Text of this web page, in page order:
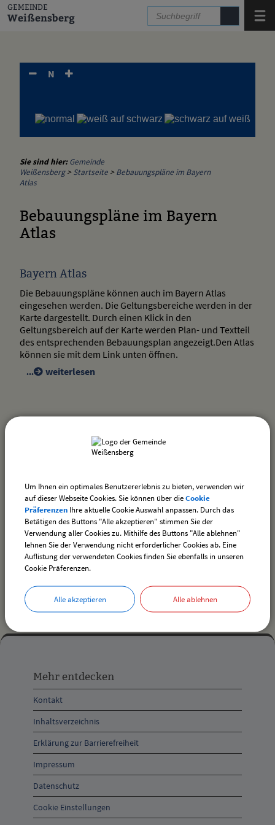
Zum Inhalt, zur Startseitespringen.
GEMEINDE
Weißensberg
Newsletter VG Sigmarszell
N
Sie sind hier: Gemeinde
Weißensberg>Startseite >Bebauungspläne im Bayern
Atlas
Bebauungspläne im Bayern
Atlas
Bayern Atlas
Die Bebauungspläne können auch im Bayern Atlas
eingesehen werden. Die Geltungsbereiche werden in der
Karte dargestellt. Durch einen Klick in den
Geltungsbereich auf der Karte werden Plan- und Textteil
des entsprechenden Bebauungsplan angezeigt.Den Atlas
können sie mit dem Link unten öffnen.
weiterlesen
entdecken,
Öffnungszeiten
und
Anschrift
und
Kontakt
Mehr entdecken
Kontakt
Inhaltsverzeichnis
Erklärung zur Barrierefreiheit
Impressum
Datenschutz
Cookie Einstellungen
Um Ihnen ein optimales Benutzererlebnis zu bieten, verwenden wir
auf dieser Webseite Cookies. Sie können über dieCookie
Präferenzen Ihre aktuelle Cookie Auswahl anpassen. Durch das
Betätigen des Buttons "Alle akzeptieren" stimmen Sie der
Verwendung aller Cookies zu. Mithilfe des Buttons "Alle ablehnen"
lehnen Sie der Verwendung nicht erforderlicher Cookies ab. Eine
Auflistung der verwendeten Cookies finden Sie ebenfalls in unseren
Cookie Präferenzen.
Alle akzeptieren Alle ablehnen